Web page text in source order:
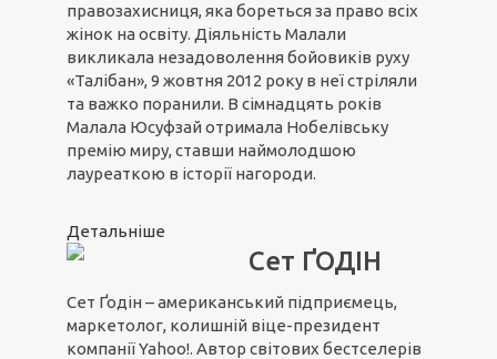
правозахисниця, яка бореться за право всіх
жінок на освіту. Діяльність Малали
викликала незадоволення бойовиків руху
«Талібан», 9 жовтня 2012 року в неї стріляли
та важко поранили. В сімнадцять років
Малала Юсуфзай отримала Нобелівську
премію миру, ставши наймолодшою
лауреаткою в історії нагороди.
Детальніше
Сет ҐОДІН
Сет Ґодін – американський підприємець,
маркетолог, колишній віце-президент
компанії Yahoo!. Автор світових бестселерів